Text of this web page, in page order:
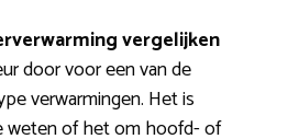
vergelijken
door voor een van de
verwarmingen. Het is
weten of het om hoofd- of